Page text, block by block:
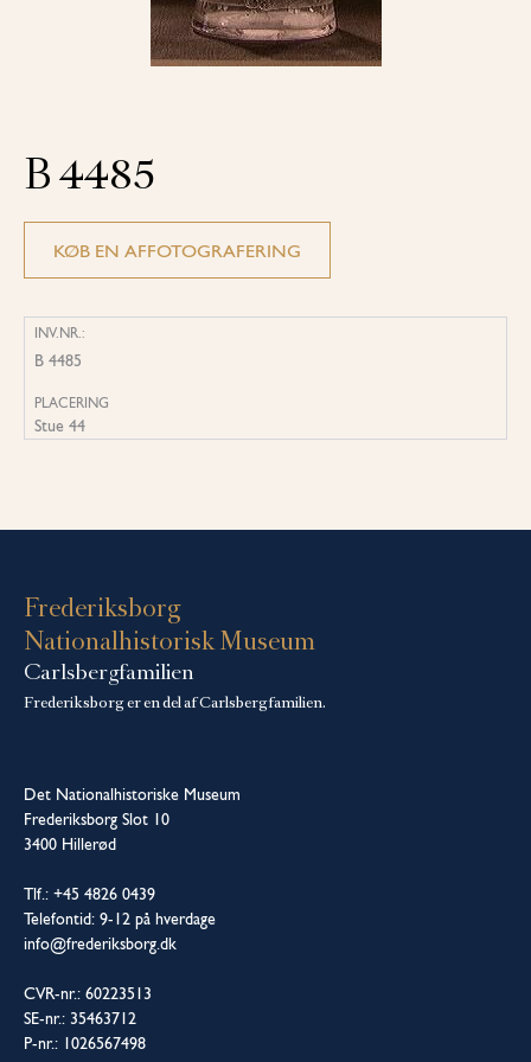
B 4485
KØB EN AFFOTOGRAFERING
INV.NR.:
B 4485
PLACERING
Stue 44
Frederiksborg
Nationalhistorisk Museum
Carlsbergfamilien
Frederiksborg er en del af Carlsbergfamilien.
Det Nationalhistoriske Museum
Frederiksborg Slot 10
3400 Hillerød
Tlf.: +45 4826 0439
Telefontid: 9-12 på hverdage
info@frederiksborg.dk
CVR-nr.: 60223513
SE-nr.: 35463712
P-nr.: 1026567498